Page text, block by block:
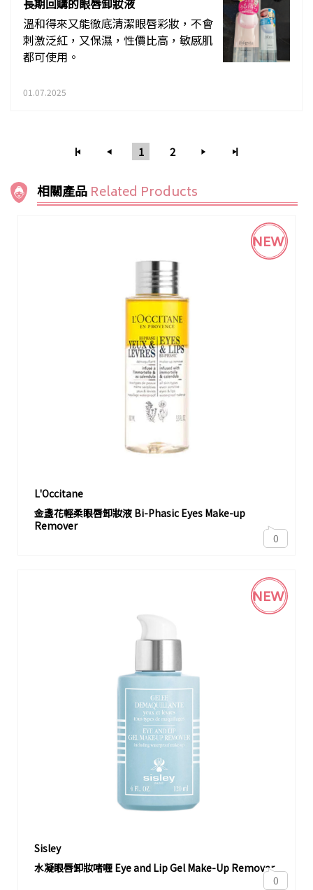
長期回購的眼唇卸妝液
溫和得來又能徹底清潔眼唇彩妝，不會
刺激泛紅，又保濕，性價比高，敏感肌
都可使用。
01.07.2025
1 2
相關產品 Related Products
L'Occitane
金盞花輕柔眼唇卸妝液 Bi-Phasic Eyes Make-up
Remover
NEW
0
Sisley
水凝眼唇卸妝啫喱 Eye and Lip Gel Make-Up Remover
NEW
0